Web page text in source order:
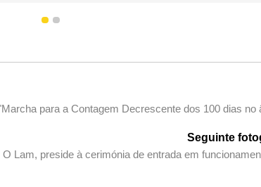
Chefe do Executivo, Sam Hou Fai, discursa na
Exército de Libertação do Povo Chinês, realizada
1 2
para a Contagem Decrescente dos 100 dias no
Seguinte
Lam, preside à cerimónia de entrada em